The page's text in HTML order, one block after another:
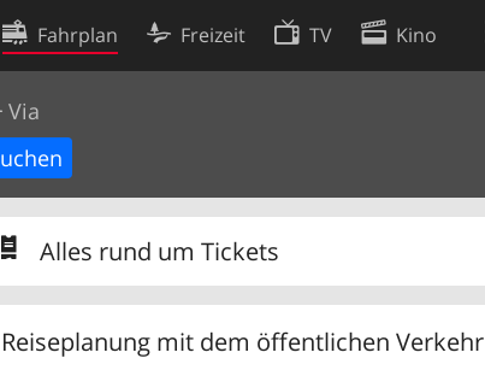
Fahrplan Freizeit TV Kino
Via
Alles rund um Tickets
Reiseplanung mit dem öffentlichen Verkehr
Cookie-Einstellungen